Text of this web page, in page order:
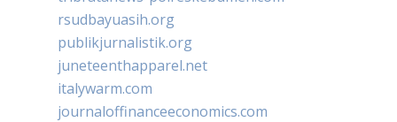
rsudbayuasih.org
publikjurnalistik.org
juneteenthapparel.net
italywarm.com
journaloffinanceeconomics.com